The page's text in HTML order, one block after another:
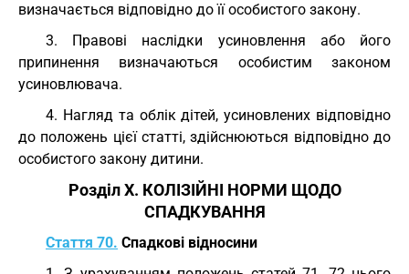
визначається відповідно до її особистого закону.
3. Правові наслідки усиновлення або його
припинення визначаються особистим законом
усиновлювача.
4. Нагляд та облік дітей, усиновлених відповідно
до положень цієї статті, здійснюються відповідно до
особистого закону дитини.
Розділ X. КОЛІЗІЙНІ НОРМИ ЩОДО
СПАДКУВАННЯ
Стаття 70. Спадкові відносини